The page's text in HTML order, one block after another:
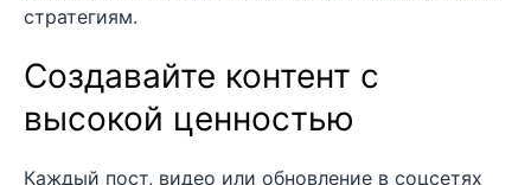
стратегиям.
Создавайте контент с
высокой ценностью
Каждый пост, видео или обновление в соцсетях